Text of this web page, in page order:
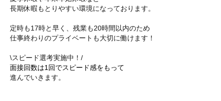
長期休暇もとりやすい環境になっております。
定時も17時と早く、残業も20時間以内のため
仕事終わりのプライベートも大切に働けます！
\スピード選考実施中！/
面接回数は1回でスピード感をもって
進んでいきます。